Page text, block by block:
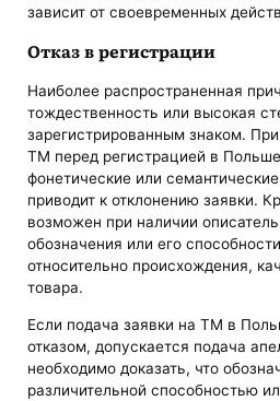
зависит от своевременных
Отказ в регистрации
Наиболее распространенная
тождественность или высокая
зарегистрированным знаком.
ТМ перед регистрацией в
фонетические или
приводит к отклонению заявки.
возможен при наличии
обозначения или его
относительно происхождения,
товара.
Если подача заявки на ТМ в
отказом, допускается подача
необходимо доказать, что
различительной способностью